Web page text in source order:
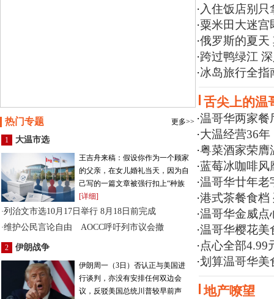
热门专题 更多>>
1 大温市选
王吉舟来稿：假设你作为一个顾家
的父亲，在女儿婚礼当天，因为自
己写的一篇文章被强行扣上“种族
[详细]
·列治文市选10月17日举行 8月18日前完成
·维护公民言论自由 AOCC呼吁列市议会撤
2 伊朗战争
伊朗周一（3日）否认正与美国进
行谈判，亦没有安排任何双边会
议，反驳美国总统川普较早前声
· 入住饭店别
·粟米田大迷宫
·俄罗斯的夏天
·跨过鸭绿江
·冰岛旅行全指
舌尖上的温
·温哥华两家餐
·大温经营36
·粤菜酒家荣膺
·蓝莓冰咖啡风
·温哥华廿年老
·港式茶餐食档
·温哥华金威点
·温哥华樱花美
·点心全部4.99
·划算温哥华美
地产嘹望